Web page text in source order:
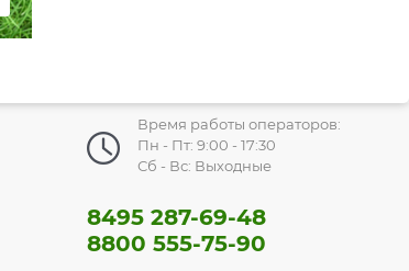
Время работы операторов:
Пн - Пт: 9:00 - 17:30
Сб - Вс: Выходные
8495 287-69-48
8800 555-75-90